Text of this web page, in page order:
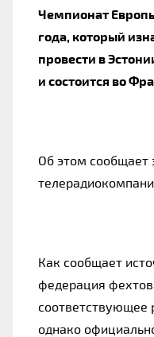
Чемпионат
года, который
провести в
и состоится во
Об этом сообщает
Как сообщает
федерация
соответствующее
однако